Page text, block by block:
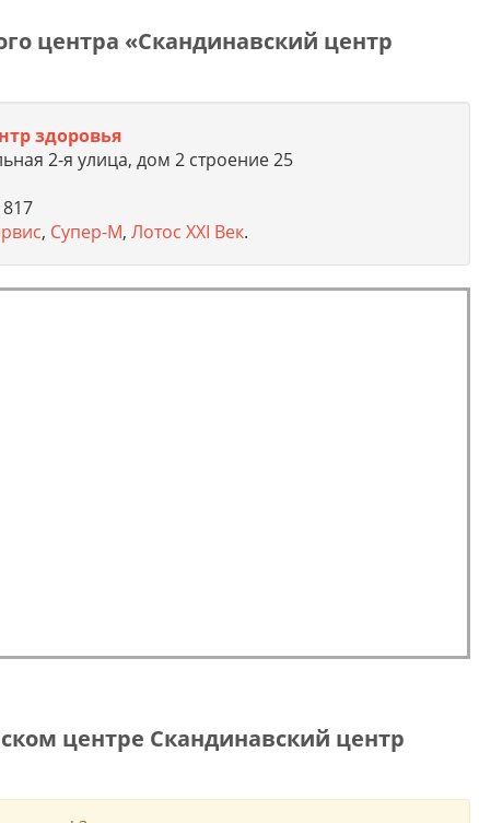
центра «Скандинавский центр
здоровья
2-я улица, дом 2 строение 25
, Супер-М, Лотос XXI Век.
центре Скандинавский центр